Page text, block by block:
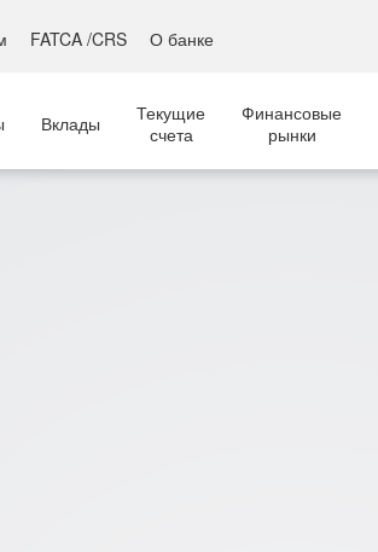
FATCA /CRS О банке
Вклады
Текущие
счета
Финансовые
рынки